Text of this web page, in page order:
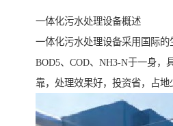
一体化污水处理设备概述
一体化污水处理设备采用国际
BOD5、COD、NH3-N于一身，
靠，处理效果好，投资省，占地